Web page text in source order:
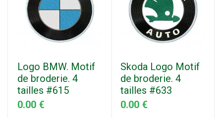
Logo BMW. Motif
de broderie. 4
tailles #615
0.00 €
Skoda Logo Motif
de broderie. 4
tailles #633
0.00 €